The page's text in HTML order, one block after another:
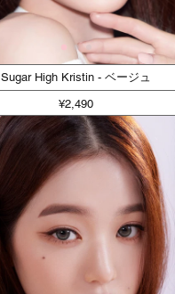
Sugar High Kristin - ベージュ
¥2,490